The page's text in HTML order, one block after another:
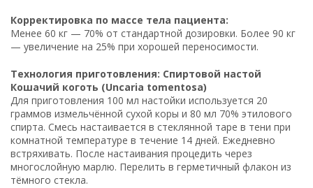
Корректировка по массе тела пациента:
Менее 60 кг — 70% от стандартной дозировки. Более 90 кг
— увеличение на 25% при хорошей переносимости.
Технология приготовления: Спиртовой настой
Кошачий коготь (Uncaria tomentosa)
Для приготовления 100 мл настойки используется 20
граммов измельчённой сухой коры и 80 мл 70% этилового
спирта. Смесь настаивается в стеклянной таре в тени при
комнатной температуре в течение 14 дней. Ежедневно
встряхивать. После настаивания процедить через
многослойную марлю. Перелить в герметичный флакон из
тёмного стекла.